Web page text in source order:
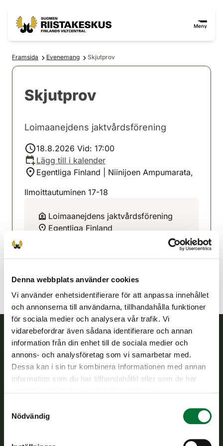
Denna webbplats använder cookies
Vi använder enhetsidentifierare för att anpassa innehållet
och annonserna till användarna, tillhandahålla funktioner
för sociala medier och analysera vår trafik. Vi
vidarebefordrar även sådana identifierare och annan
information från din enhet till de sociala medier och
annons- och analysföretag som vi samarbetar med.
Dessa kan i sin tur kombinera informationen med annan
information som du har tillhandahållit eller som de har
Nödvändig
Meny
Framsida Evenemang Skjutprov
Skjutprov
Loimaanejdens jaktvårdsförening
18.8.2026 Vid: 17:00
Lägg till i kalender
Egentliga Finland | Niinijoen Ampumarata,
Ilmoittautuminen 17-18
Loimaanejdens jaktvårdsförening
Egentliga Finland
Finlands viltcentral
Finlands viltcentral främjar en hållbar vilthushållning, stöder
jaktvårdsföreningarnas verksamhet, ser till att viltpolitiken